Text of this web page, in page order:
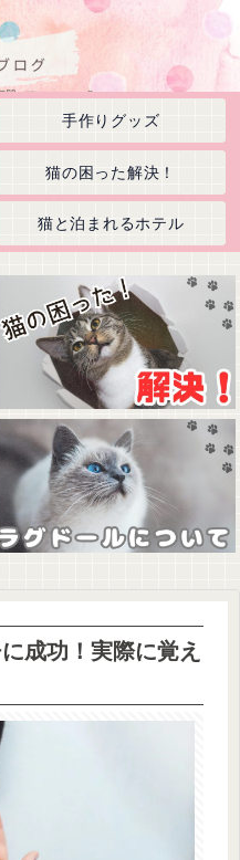
手作りグッズ
猫の困った解決！
猫と泊まれるホテル
成功！実際に覚え